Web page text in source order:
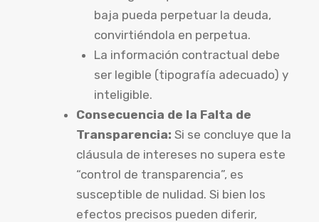
baja pueda perpetuar la deuda,
convirtiéndola en perpetua.
La información contractual debe
ser legible (tipografía adecuado) y
inteligible.
Consecuencia de la Falta de
Transparencia: Si se concluye que la
cláusula de intereses no supera este
“control de transparencia”, es
susceptible de nulidad. Si bien los
efectos precisos pueden diferir,